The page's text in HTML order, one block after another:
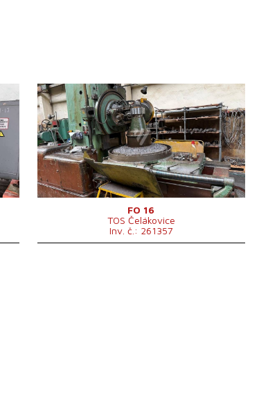
Rok výroby:
0
Řídící systém
ne
Max. průměr obrobku
1600 mm
Modul
16 -
Max. hmotnost obrobku7000 kg
Rozměry d x š x v
4300x 2000x 3110 mm
Hmotnost stroje
18000 kg
FO 16
TOS Čelákovice
Inv. č.: 261357